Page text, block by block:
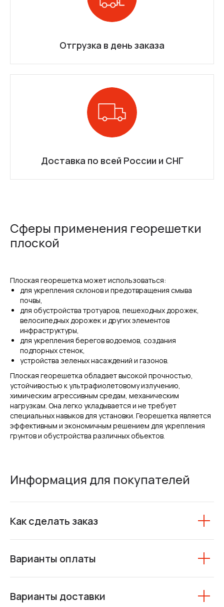
Отгрузка в день заказа
Доставка по всей России и СНГ
Сферы применения георешетки
плоской
Плоская георешетка может использоваться:
для укрепления склонов и предотвращения смыва
почвы,
для обустройства тротуаров, пешеходных дорожек,
велосипедных дорожек и других элементов
инфраструктуры,
для укрепления берегов водоемов, создания
подпорных стенок,
устройства зеленых насаждений и газонов.
Плоская георешетка обладает высокой прочностью,
устойчивостью к ультрафиолетовому излучению,
химическим агрессивным средам, механическим
нагрузкам. Она легко укладывается и не требует
специальных навыков для установки. Георешетка является
эффективным и экономичным решением для укрепления
грунтов и обустройства различных объектов.
Информация для покупателей
Как сделать заказ
Варианты оплаты
Варианты доставки